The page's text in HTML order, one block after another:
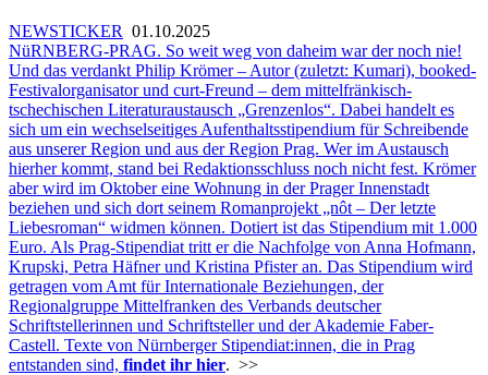
NEWSTICKER 01.10.2025
NüRNBERG-PRAG. So weit weg von daheim war der noch nie!
Und das verdankt Philip Krömer – Autor (zuletzt: Kumari), booked-
Festivalorganisator und curt-Freund – dem mittelfränkisch-
tschechischen Literaturaustausch „Grenzenlos“. Dabei handelt es
sich um ein wechselseitiges Aufenthaltsstipendium für Schreibende
aus unserer Region und aus der Region Prag. Wer im Austausch
hierher kommt, stand bei Redaktionsschluss noch nicht fest. Krömer
aber wird im Oktober eine Wohnung in der Prager Innenstadt
beziehen und sich dort seinem Romanprojekt „nôt – Der letzte
Liebesroman“ widmen können. Dotiert ist das Stipendium mit 1.000
Euro. Als Prag-Stipendiat tritt er die Nachfolge von Anna Hofmann,
Krupski, Petra Häfner und Kristina Pfister an. Das Stipendium wird
getragen vom Amt für Internationale Beziehungen, der
Regionalgruppe Mittelfranken des Verbands deutscher
Schriftstellerinnen und Schriftsteller und der Akademie Faber-
Castell. Texte von Nürnberger Stipendiat:innen, die in Prag
entstanden sind, findet ihr hier. >>